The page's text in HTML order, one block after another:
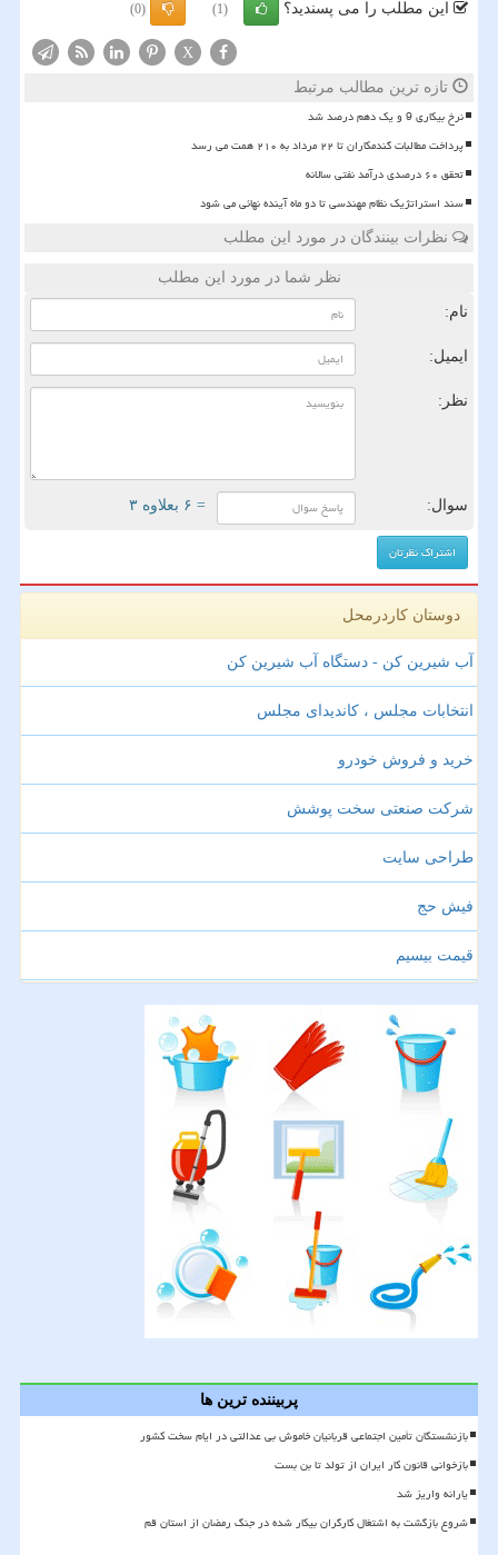
این مطلب را می پسندید؟ (1)
(0)
X
تازه ترین مطالب مرتبط
نرخ بیکاری 9 و یک دهم درصد شد
پرداخت مطالبات گندمکاران تا ۲۲ مرداد به ۲۱۰ همت می رسد
تحقق ۶۰ درصدی درآمد نفتی سالانه
سند استراتژیک نظام مهندسی تا دو ماه آینده نهائی می شود
نظرات بینندگان در مورد این مطلب
نظر شما در مورد این مطلب
نام:
ایمیل:
نظر:
سوال: = ۶ بعلاوه ۳
دوستان کاردرمحل
آب شیرین کن - دستگاه آب شیرین کن
انتخابات مجلس ، کاندیدای مجلس
خرید و فروش خودرو
شرکت صنعتی سخت پوشش
طراحی سایت
فیش حج
قیمت بیسیم
پربیننده ترین ها
بازنشستگان تأمین اجتماعی قربانیان خاموش بی عدالتی در ایام سخت کشور
بازخوانی قانون کار ایران از تولد تا بن بست
یارانه واریز شد
شروع بازگشت به اشتغال کارگران بیکار شده در جنگ رمضان از استان قم